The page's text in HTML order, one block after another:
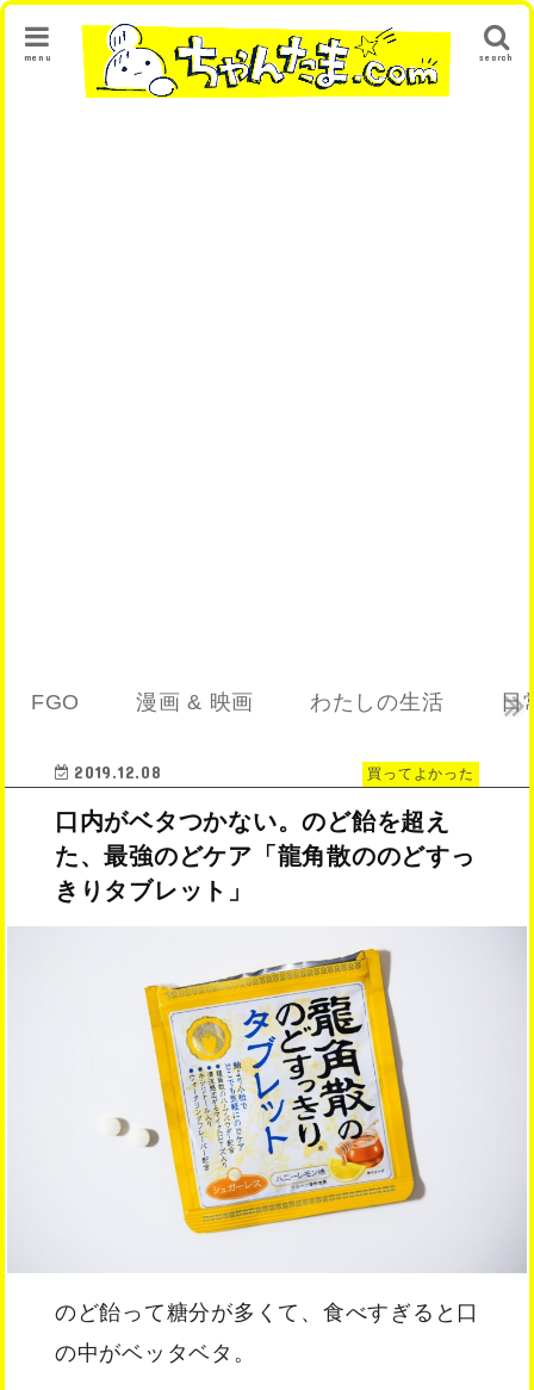
search
menu
FGO 漫画 & 映画 わたしの生活 日
買ってよかった
2019.12.08
口内がベタつかない。のど飴を超え
た、最強のどケア「龍角散ののどすっ
きりタブレット」
のど飴って糖分が多くて、食べすぎると口
の中がベッタベタ。